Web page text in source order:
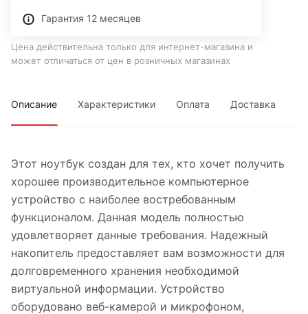
Гарантия 12 месяцев
Цена действительна только для интернет-магазина и
может отличаться от цен в розничных магазинах
Описание Характеристики Оплата Доставка
Этот ноутбук создан для тех, кто хочет получить
хорошее производительное компьютерное
устройство с наиболее востребованным
функционалом. Данная модель полностью
удовлетворяет данные требования. Надежный
накопитель предоставляет вам возможности для
долговременного хранения необходимой
виртуальной информации. Устройство
оборудовано веб-камерой и микрофоном,